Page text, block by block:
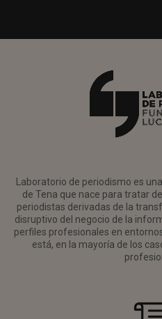
Laboratorio de periodismo es
de Tena que nace para tratar
periodistas derivadas de la
disruptivo del negocio de la
perfiles profesionales en
está, en la mayoría de los